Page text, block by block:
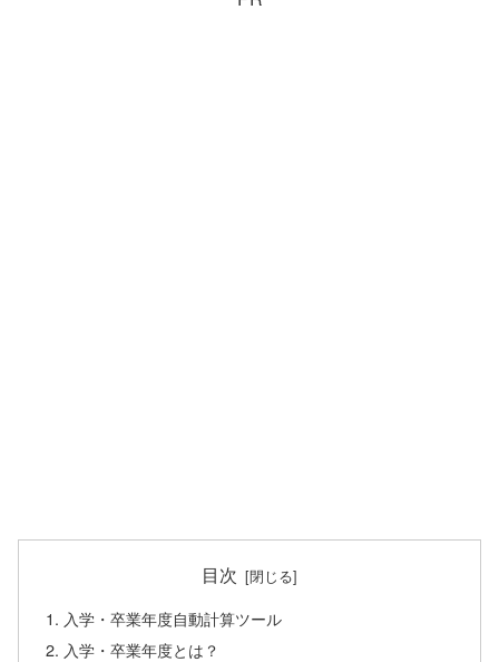
目次
入学・卒業年度自動計算ツール
入学・卒業年度とは？